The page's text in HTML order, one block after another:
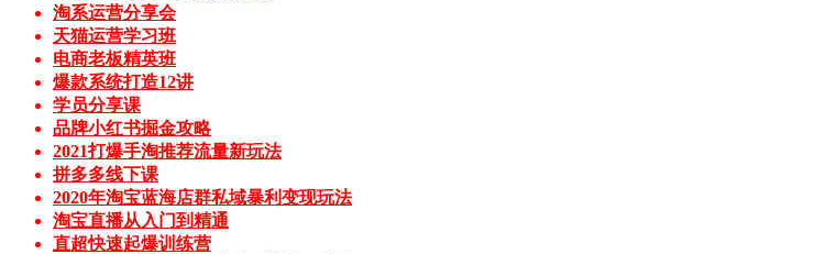
淘系运营分享会
天猫运营学习班
电商老板精英班
爆款系统打造12讲
学员分享课
品牌小红书掘金攻略
2021打爆手淘推荐流量新玩法
拼多多线下课
2020年淘宝蓝海店群私域暴利变现玩法
淘宝直播从入门到精通
直超快速起爆训练营